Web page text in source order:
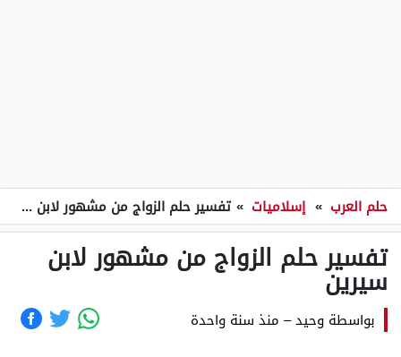
حلم العرب » إسلاميات » تفسير حلم الزواج من مشهور لابن سيرين
تفسير حلم الزواج من مشهور لابن
سيرين
بواسطة وحيد– منذ سنة واحدة